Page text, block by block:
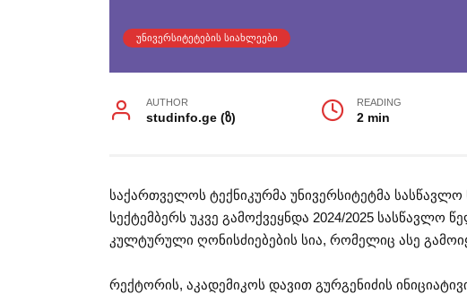
ᲣᲜᲘᲕᲔᲠᲡᲘᲢᲔᲢᲔᲑᲘᲡ ᲡᲘᲐᲮᲚᲔᲔᲑᲘ
AUTHOR
studinfo.ge (ზ)
READING
2 min
საქართველოს ტექნიკურმა უნივერსიტეტმა სასწავლო
სექტემბერს უკვე გამოქვეყნდა 2024/2025 სასწავლო
კულტურული ღონისძიებების სია, რომელიც ასე
რექტორის, აკადემიკოს დავით გურგენიძის